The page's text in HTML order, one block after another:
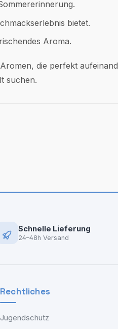
bietet.
Aroma.
die perfekt
suchen.
Schnelle Lieferung
24–48h Versand
Rechtliches
Jugendschutz